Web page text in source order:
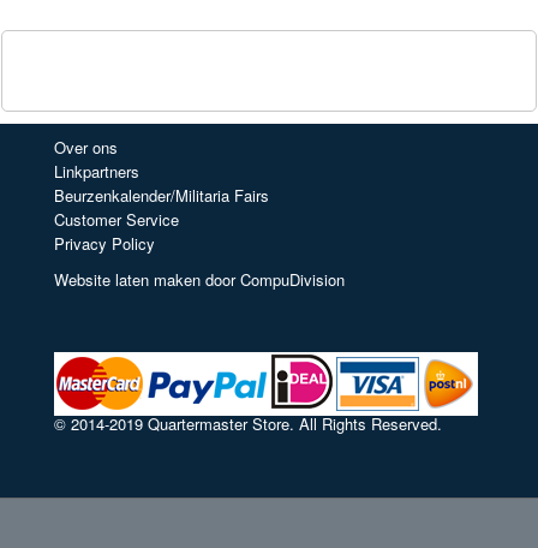
Over ons
Linkpartners
Beurzenkalender/Militaria Fairs
Customer Service
Privacy Policy
Website laten maken door CompuDivision
© 2014-2019 Quartermaster Store. All Rights Reserved.